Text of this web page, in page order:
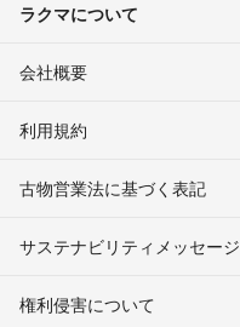
ラクマについて
会社概要
利用規約
古物営業法に基づく表記
サステナビリティメッセージ
権利侵害について